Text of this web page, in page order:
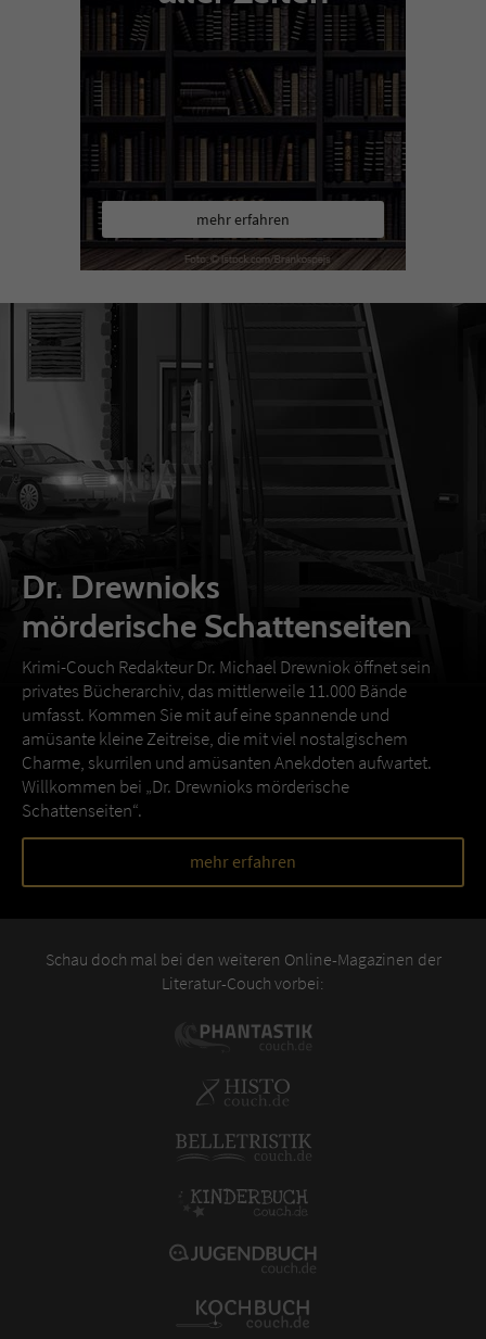
mehr erfahren
Dr. Drewnioks
mörderische Schattenseiten
Krimi-Couch Redakteur Dr. Michael Drewniok öffnet sein
privates Bücherarchiv, das mittlerweile 11.000 Bände
umfasst. Kommen Sie mit auf eine spannende und
amüsante kleine Zeitreise, die mit viel nostalgischem
Charme, skurrilen und amüsanten Anekdoten aufwartet.
Willkommen bei „Dr. Drewnioks mörderische
Schattenseiten“.
mehr erfahren
Schau doch mal bei den weiteren Online-Magazinen der
Literatur-Couch vorbei: